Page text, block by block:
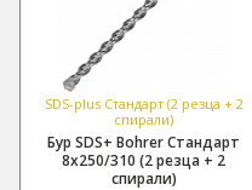
SDS-plus Стандарт (2 резца + 2
спирали)
Бур SDS+ Bohrer Стандарт
8х250/310 (2 резца + 2
спирали)